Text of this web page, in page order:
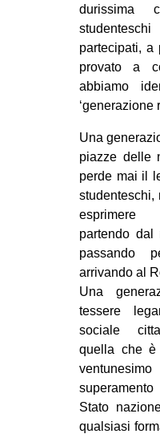
durissima
partecipati, a
provato a
abbiamo
‘generazione
Una
piazze delle
perde mai il
esprimere
partendo dal
passando
arrivando al
Una
tessere
sociale
quella che è
Stato
qualsiasi